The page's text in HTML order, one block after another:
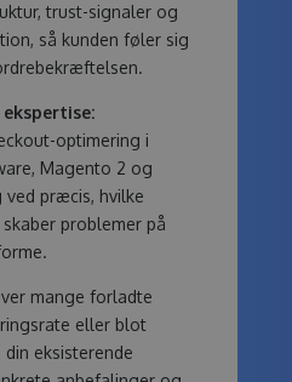
trust-signaler og
så kunden føler sig
optimering i
Magento 2 og
præcis, hvilke
problemer på
mange forladte
eller blot
eksisterende